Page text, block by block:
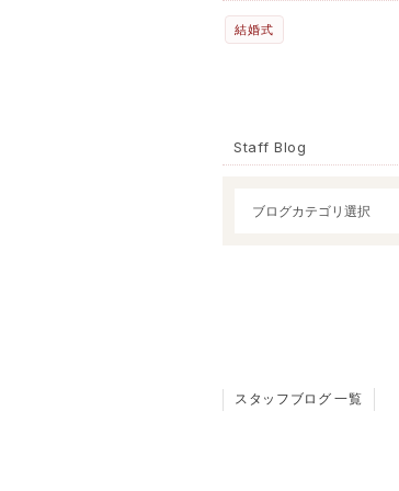
結婚式
Staff Blog
スタッフブログ 一覧